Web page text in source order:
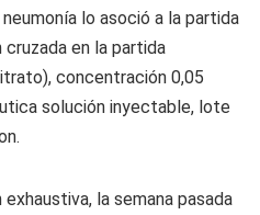
lo asoció a la partida
en la partida
concentración 0,05
solución inyectable, lote
la semana pasada